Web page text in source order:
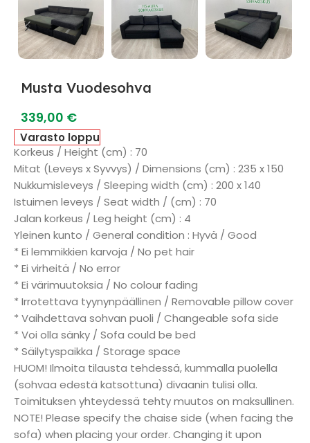
Musta Vuodesohva
339,00 €
Varasto loppu
Korkeus / Height (cm) : 70
Mitat (Leveys x Syvvys) / Dimensions (cm) : 235 x 150
Nukkumisleveys / Sleeping width (cm) : 200 x 140
Istuimen leveys / Seat width / (cm) : 70
Jalan korkeus / Leg height (cm) : 4
Yleinen kunto / General condition : Hyvä / Good
* Ei lemmikkien karvoja / No pet hair
* Ei virheitä / No error
* Ei värimuutoksia / No colour fading
* Irrotettava tyynynpäällinen / Removable pillow cover
* Vaihdettava sohvan puoli / Changeable sofa side
* Voi olla sänky / Sofa could be bed
* Säilytyspaikka / Storage space
HUOM! Ilmoita tilausta tehdessä, kummalla puolella
(sohvaa edestä katsottuna) divaanin tulisi olla.
Toimituksen yhteydessä tehty muutos on maksullinen.
NOTE! Please specify the chaise side (when facing the
sofa) when placing your order. Changing it upon